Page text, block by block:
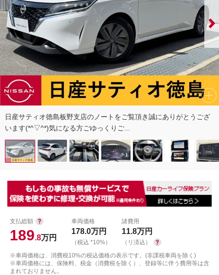
日産サティオ徳島板野支店のノートをご覧頂き誠にありがとうござ
います(*^▽^*)気になる方ごゆっくりご...
支払総額
189.8万円
車両価格
178.0万円
（税込 *10%）
諸費用
11.8万円
（リ済込）
※車両価格は、消費税10%の税込価格の表示です。(非課税車両を除く)
※車両価格には、保険料、税金（消費税を除く）、登録等に伴う費用等は含
まれておりません。